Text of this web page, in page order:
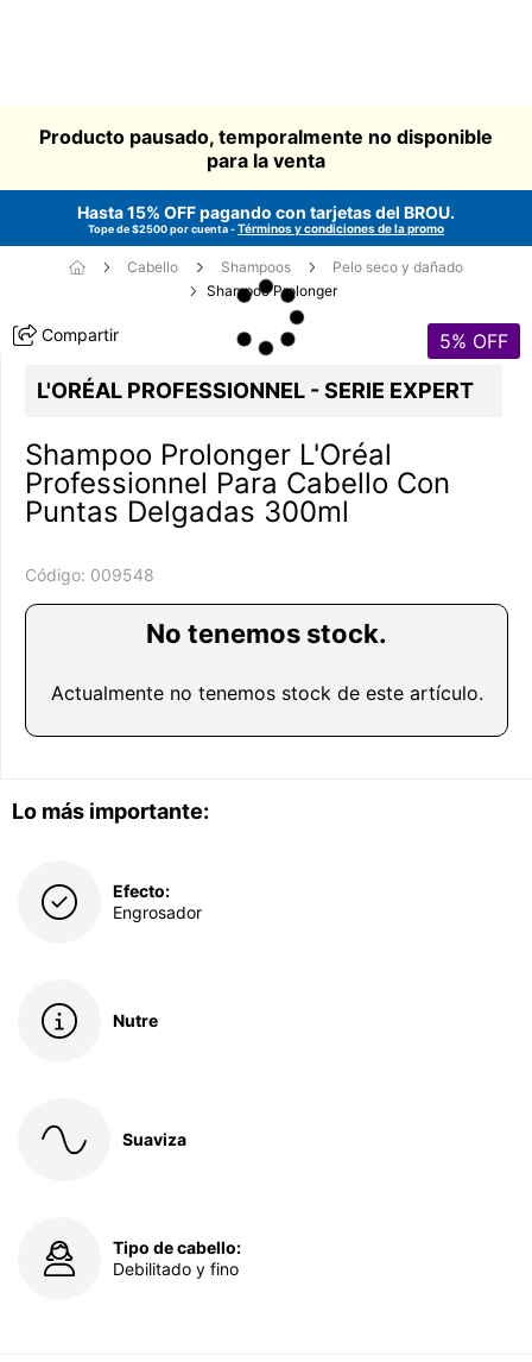
Producto pausado, temporalmente no disponible
para la venta
Hasta 15% OFF pagando con tarjetas del BROU.
Tope de $2500 por cuenta -Términos y condiciones de la promo
Cabello Shampoos
Pelo seco y dañado
Shampoo Prolonger
Compartir 5% OFF
Lo más importante:
Efecto:
Engrosador
Nutre
Suaviza
Tipo de cabello:
Debilitado y fino
L'ORÉAL PROFESSIONNEL - SERIE EXPERT
Shampoo Prolonger L'Oréal
Professionnel Para Cabello Con
Puntas Delgadas 300ml
Código: 009548
No tenemos stock.
Actualmente no tenemos stock de este artículo.